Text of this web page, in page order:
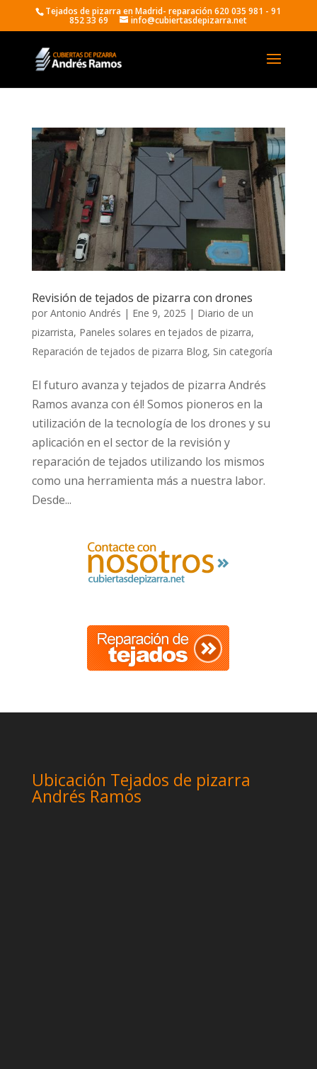
Tejados de pizarra en Madrid- reparación 620 035 981 - 91
852 33 69 info@cubiertasdepizarra.net
Revisión de tejados de pizarra con drones
por Antonio Andrés | Ene 9, 2025 | Diario de un
pizarrista, Paneles solares en tejados de pizarra,
Reparación de tejados de pizarra Blog, Sin categoría
El futuro avanza y tejados de pizarra Andrés
Ramos avanza con él! Somos pioneros en la
utilización de la tecnología de los drones y su
aplicación en el sector de la revisión y
reparación de tejados utilizando los mismos
como una herramienta más a nuestra labor.
Desde...
Ubicación Tejados de pizarra
Andrés Ramos